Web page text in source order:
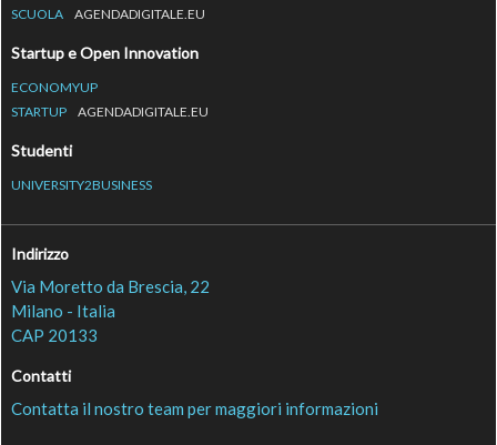
SCUOLA AGENDADIGITALE.EU
Startup e Open Innovation
ECONOMYUP
STARTUP
AGENDADIGITALE.EU
Studenti
UNIVERSITY2BUSINESS
Indirizzo
Via Moretto da Brescia, 22
Milano - Italia
CAP 20133
Contatti
Contatta il nostro team per maggiori informazioni